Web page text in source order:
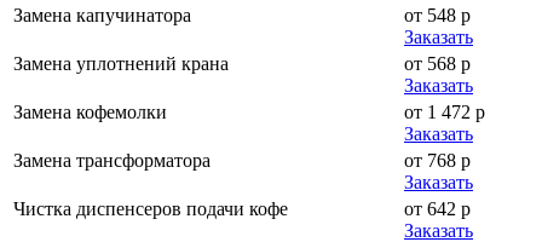
Замена капучинатора
от 548 р
Заказать
Замена уплотнений крана
от 568 р
Заказать
Замена кофемолки
от 1 472 р
Заказать
Замена трансформатора
от 768 р
Заказать
Чистка диспенсеров подачи кофе
от 642 р
Заказать